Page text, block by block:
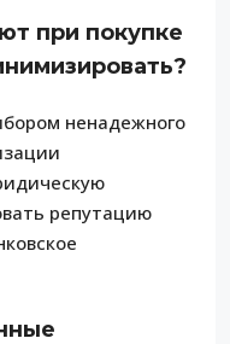
при покупке
ненадежного
репутацию